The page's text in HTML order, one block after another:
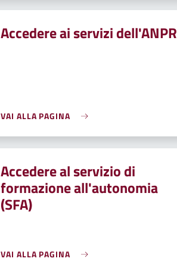
Accedere ai servizi dell'ANPR
VAI ALLA PAGINA
Accedere al servizio di
formazione all'autonomia
(SFA)
VAI ALLA PAGINA